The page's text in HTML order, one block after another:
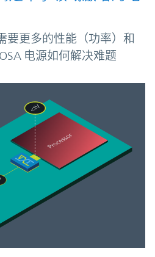
要更多的性能（功率）和
电源如何解决难题